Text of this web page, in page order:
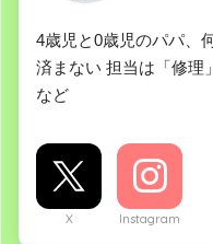
4歳児と0歳児のパパ、
済まない 担当は「修理
など
X Instagram